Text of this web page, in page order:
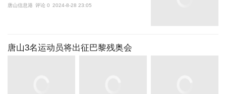
唐山信息港 评论 0 2024-8-28 23:05
唐山3名运动员将出征巴黎残奥会